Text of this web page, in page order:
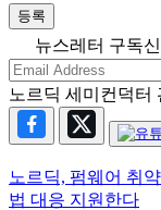
등록
뉴스레터 구독
노르딕 세미컨덕터
노르딕, 펌웨어 취
법 대응 지원한다